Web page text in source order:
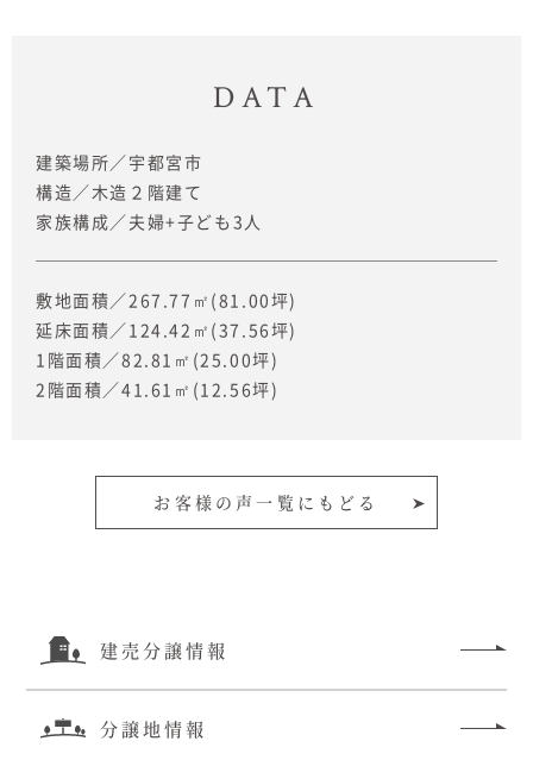
DATA
建築場所
宇都宮市
構造
木造２階建て
家族構成
夫婦+子ども3人
敷地面積 267.77㎡ (81.00坪)
延床面積
124.42㎡ (37.56坪)
1階面積
82.81㎡ (25.00坪)
2階面積
41.61㎡ (12.56坪)
お客様の声一覧にもどる
建売分譲情報
分譲地情報